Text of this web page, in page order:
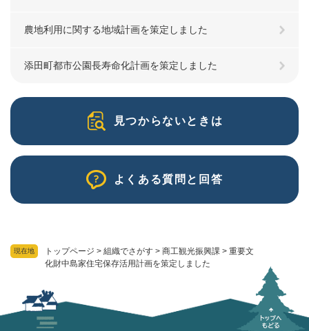
現在地 トップページ > 組織でさがす > 商工観光振興課 > 重要文
化財中島家住宅保存活用計画を策定しました
農地利用に関する地域計画を策定しました
添田町都市公園長寿命化計画を策定しました
見つからないときは
よくある質問と回答